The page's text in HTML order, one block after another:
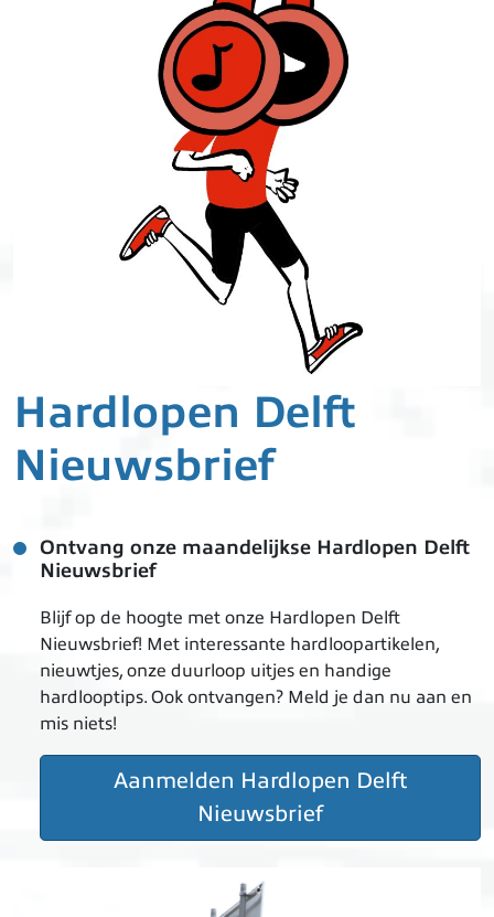
Hardlopen Delft
Nieuwsbrief
Ontvang onze maandelijkse Hardlopen Delft
Nieuwsbrief
Blijf op de hoogte met onze Hardlopen Delft
Nieuwsbrief! Met interessante hardloopartikelen,
nieuwtjes, onze duurloop uitjes en handige
hardlooptips. Ook ontvangen? Meld je dan nu aan en
mis niets!
Aanmelden Hardlopen Delft
Nieuwsbrief